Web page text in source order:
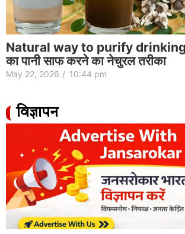
Natural way to purify
का पानी साफ करने का नेचुरल तरीका
May 22, 2026 / 10:44 pm
विज्ञापन